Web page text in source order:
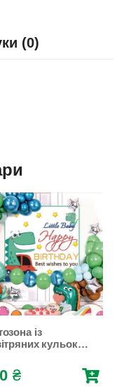
(0)
із
кульок
₴